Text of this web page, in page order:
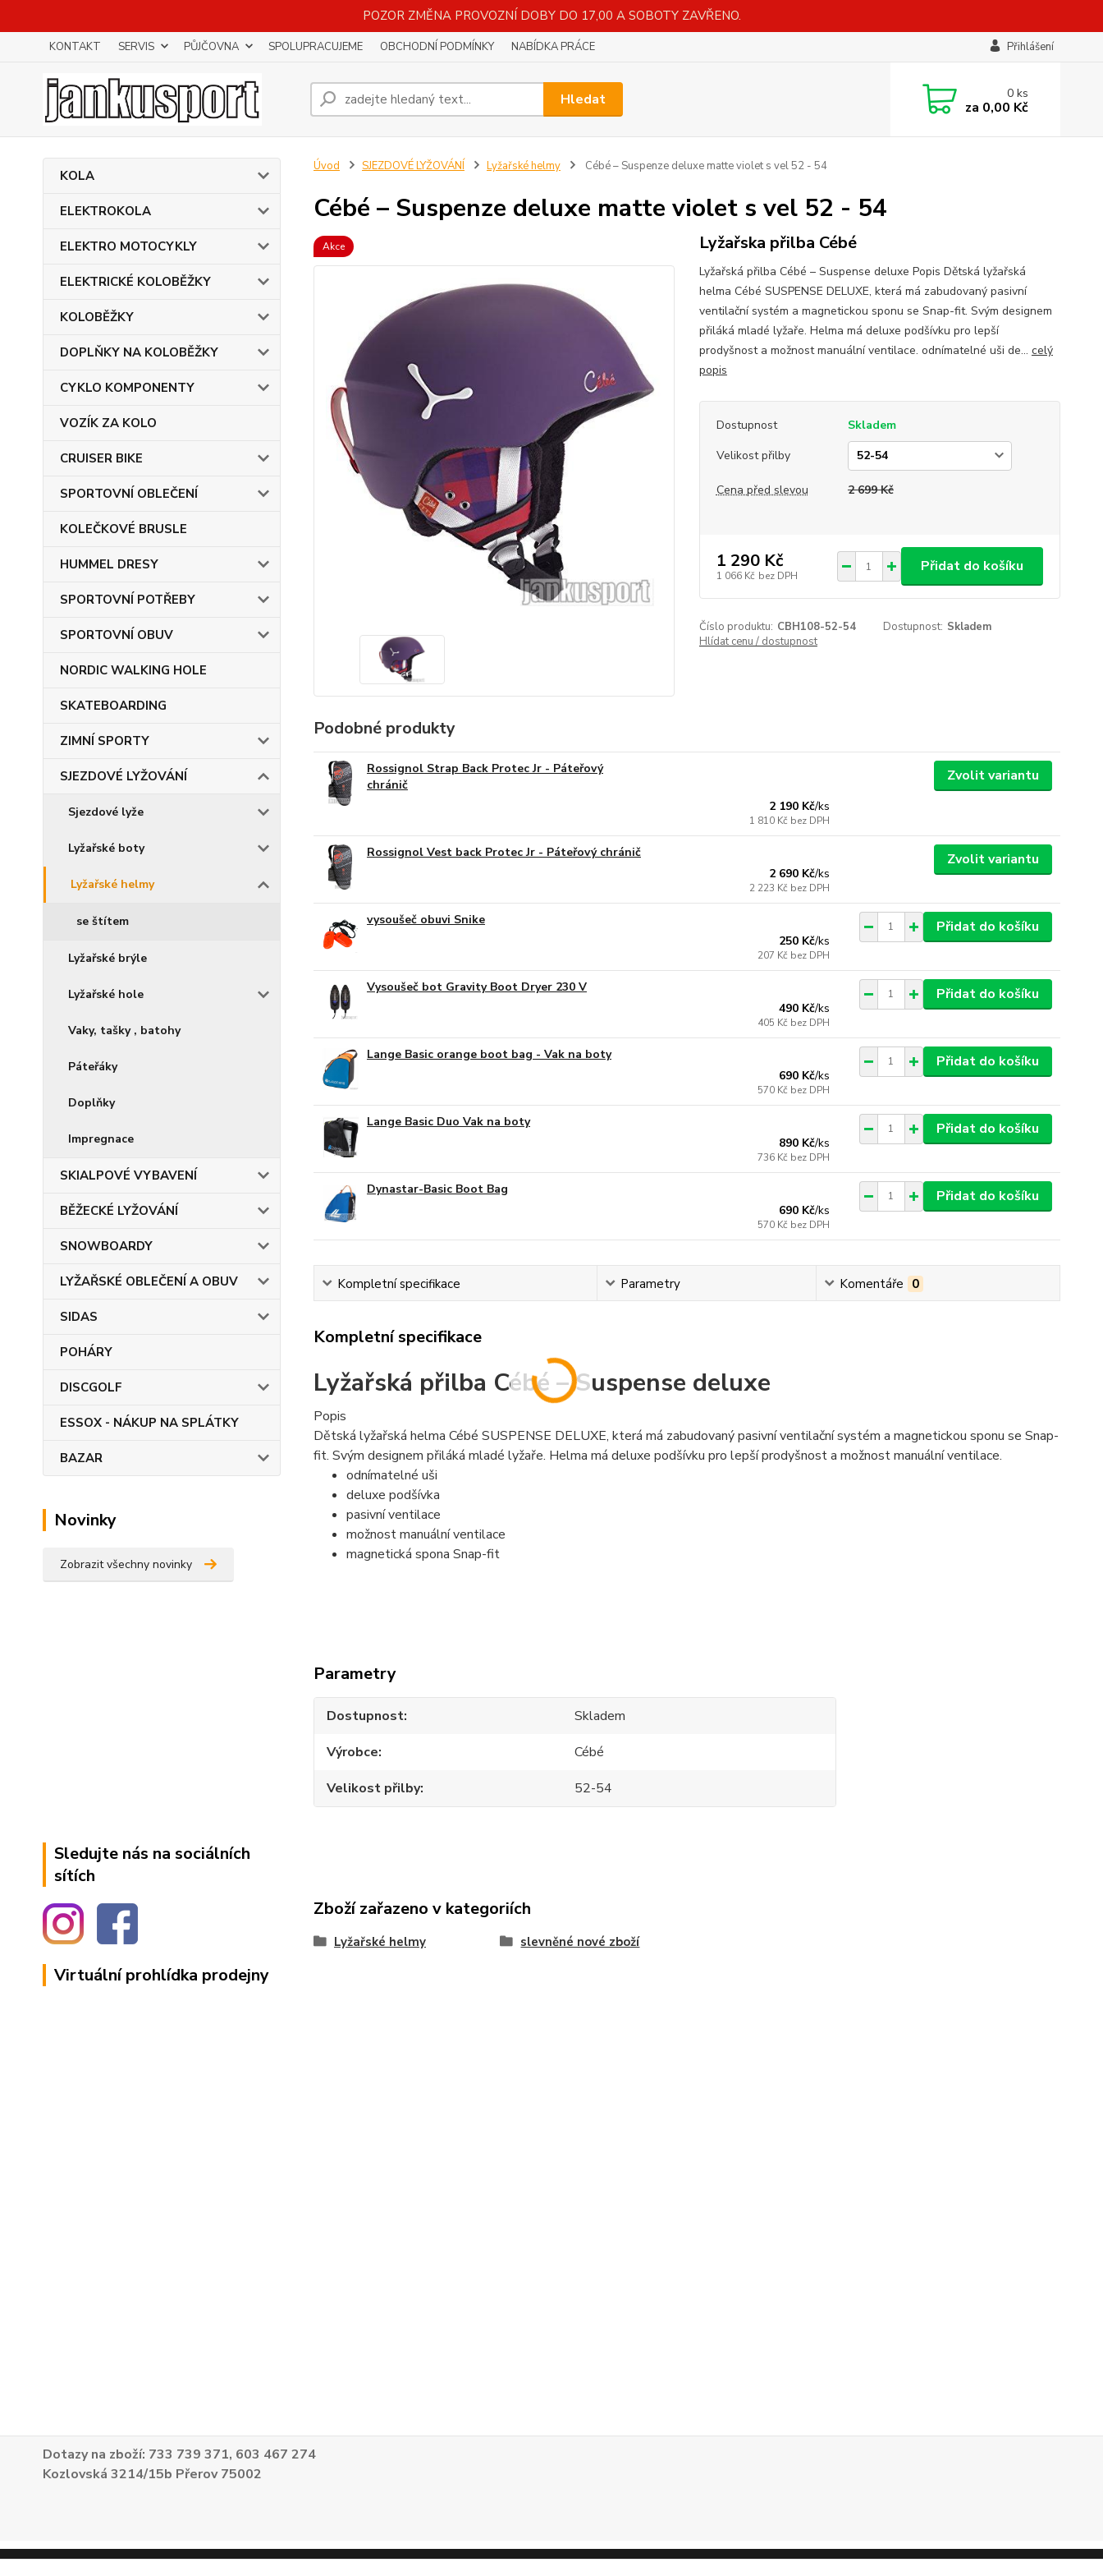
POZOR ZMĚNA PROVOZNÍ DOBY DO 17,00 A SOBOTY ZAVŘENO.
KONTAKT SERVIS PŮJČOVNA SPOLUPRACUJEME OBCHODNÍ PODMÍNKY NABÍDKA PRÁCE Přihlášení
Hledat 0ks
za 0,00 Kč
KOLA
ELEKTROKOLA
ELEKTRO MOTOCYKLY
ELEKTRICKÉ KOLOBĚŽKY
KOLOBĚŽKY
DOPLŇKY NA KOLOBĚŽKY
CYKLO KOMPONENTY
VOZÍK ZA KOLO
CRUISER BIKE
SPORTOVNÍ OBLEČENÍ
KOLEČKOVÉ BRUSLE
HUMMEL DRESY
SPORTOVNÍ POTŘEBY
SPORTOVNÍ OBUV
NORDIC WALKING HOLE
SKATEBOARDING
ZIMNÍ SPORTY
SJEZDOVÉ LYŽOVÁNÍ
Sjezdové lyže
Lyžařské boty
Lyžařské helmy
se štítem
Lyžařské brýle
Lyžařské hole
Vaky, tašky , batohy
Páteřáky
Doplňky
Impregnace
SKIALPOVÉ VYBAVENÍ
BĚŽECKÉ LYŽOVÁNÍ
SNOWBOARDY
LYŽAŘSKÉ OBLEČENÍ A OBUV
SIDAS
POHÁRY
DISCGOLF
ESSOX - NÁKUP NA SPLÁTKY
BAZAR
Novinky
Zobrazit všechny novinky
Sledujte nás na sociálních
sítích
Virtuální prohlídka prodejny
Úvod SJEZDOVÉ LYŽOVÁNÍ Lyžařské helmy Cébé – Suspenze deluxe matte violet s vel 52 - 54
Cébé – Suspenze deluxe matte violet s vel 52 - 54
Akce Lyžařska přilba Cébé
Lyžařská přilba Cébé – Suspense deluxe Popis Dětská lyžařská
helma Cébé SUSPENSE DELUXE, která má zabudovaný pasivní
ventilační systém a magnetickou sponu se Snap-fit. Svým designem
přiláká mladé lyžaře. Helma má deluxe podšívku pro lepší
prodyšnost a možnost manuální ventilace. odnímatelné uši de... celý
popis
Dostupnost
Skladem
Velikost přilby
Cena před slevou 2 699 Kč
1 290 Kč
1 066 Kč bez DPH
Přidat do košíku
Číslo produktu: CBH108-52-54 Dostupnost: Skladem
Hlídat cenu / dostupnost
Podobné produkty
Rossignol Strap Back Protec Jr - Páteřový
chránič
2 190 Kč/ks
1 810 Kč bez DPH
Zvolit variantu
Rossignol Vest back Protec Jr - Páteřový chránič
2 690 Kč/ks
2 223 Kč bez DPH
Zvolit variantu
vysoušeč obuvi Snike
250 Kč/ks
207 Kč bez DPH
Přidat do košíku
Vysoušeč bot Gravity Boot Dryer 230 V
490 Kč/ks
405 Kč bez DPH
Přidat do košíku
Lange Basic orange boot bag - Vak na boty
690 Kč/ks
570 Kč bez DPH
Přidat do košíku
Lange Basic Duo Vak na boty
890 Kč/ks
736 Kč bez DPH
Přidat do košíku
Dynastar-Basic Boot Bag
690 Kč/ks
570 Kč bez DPH
Přidat do košíku
Kompletní specifikace Parametry Komentáře 0
Kompletní specifikace
Lyžařská přilba Cébé – Suspense deluxe
Popis
Dětská lyžařská helma Cébé SUSPENSE DELUXE, která má zabudovaný pasivní ventilační systém a magnetickou sponu se Snap-
fit. Svým designem přiláká mladé lyžaře. Helma má deluxe podšívku pro lepší prodyšnost a možnost manuální ventilace.
odnímatelné uši
deluxe podšívka
pasivní ventilace
možnost manuální ventilace
magnetická spona Snap-fit
Parametry
Dostupnost
Skladem
Výrobce
Cébé
Velikost přilby
52-54
Zboží zařazeno v kategoriích
Lyžařské helmy slevněné nové zboží
Dotazy na zboží: 733 739 371, 603 467 274
Kozlovská 3214/15b Přerov 75002